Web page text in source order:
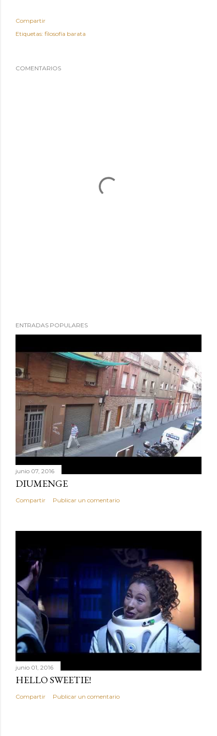
Compartir
Etiquetas: filosofía barata
COMENTARIOS
ENTRADAS POPULARES
junio 07, 2016
DIUMENGE
Compartir Publicar un comentario
junio 01, 2016
HELLO SWEETIE!
Compartir Publicar un comentario